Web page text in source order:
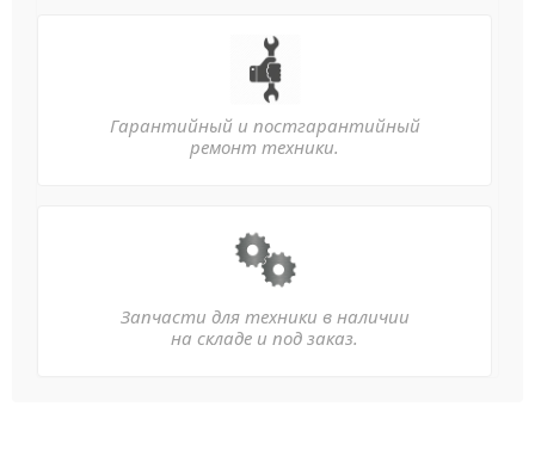
Гарантийный и постгарантийный
ремонт техники.
Запчасти для техники в наличии
на складе и под заказ.